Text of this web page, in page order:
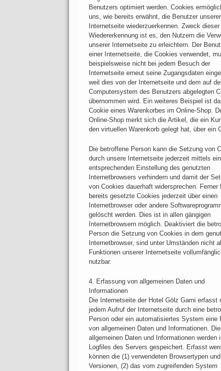
Benutzers optimiert werden. Cookies
uns, wie bereits erwähnt, die Benutzer unserer
Internetseite wiederzuerkennen. Zweck dieser
Wiedererkennung ist es, den Nutzern die
unserer Internetseite zu erleichtern. Der
einer Internetseite, die Cookies verwendet,
beispielsweise nicht bei jedem Besuch der
Internetseite erneut seine Zugangsdaten
weil dies von der Internetseite und dem auf
Computersystem des Benutzers abgelegten
übernommen wird. Ein weiteres Beispiel ist
Cookie eines Warenkorbes im Online-Shop.
Online-Shop merkt sich die Artikel, die ein
den virtuellen Warenkorb gelegt hat, über ein
Die betroffene Person kann die Setzung von
durch unsere Internetseite jederzeit mittels
entsprechenden Einstellung des genutzten
Internetbrowsers verhindern und damit der
von Cookies dauerhaft widersprechen. Ferner
bereits gesetzte Cookies jederzeit über einen
Internetbrowser oder andere
gelöscht werden. Dies ist in allen gängigen
Internetbrowsern möglich. Deaktiviert die
Person die Setzung von Cookies in dem
Internetbrowser, sind unter Umständen nicht
Funktionen unserer Internetseite
nutzbar.
4. Erfassung von allgemeinen Daten und
Informationen
Die Internetseite der Hotel Gölz Garni erfasst
jedem Aufruf der Internetseite durch eine
Person oder ein automatisiertes System eine
von allgemeinen Daten und Informationen.
allgemeinen Daten und Informationen werden
Logfiles des Servers gespeichert. Erfasst
können die (1) verwendeten Browsertypen und
Versionen, (2) das vom zugreifenden System